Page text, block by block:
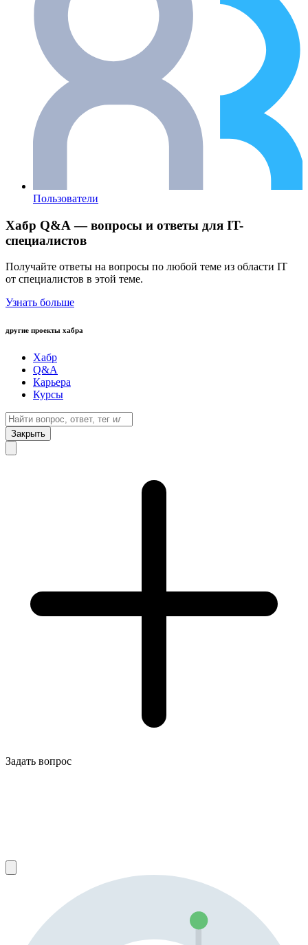
Пользователи
Хабр Q&A — вопросы и ответы для IT-
специалистов
Получайте ответы на вопросы по любой теме из области IT
от специалистов в этой теме.
Узнать больше
другие проекты хабра
Хабр
Q&A
Карьера
Курсы
Закрыть
Задать вопрос